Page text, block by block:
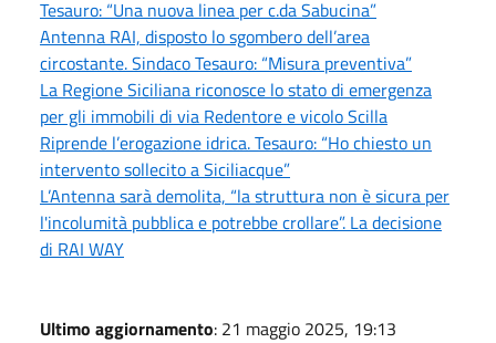
Tesauro: “Una nuova linea per c.da Sabucina”
Antenna RAI, disposto lo sgombero dell’area
circostante. Sindaco Tesauro: “Misura preventiva”
La Regione Siciliana riconosce lo stato di emergenza
per gli immobili di via Redentore e vicolo Scilla
Riprende l’erogazione idrica. Tesauro: “Ho chiesto un
intervento sollecito a Siciliacque”
L’Antenna sarà demolita, “la struttura non è sicura per
l'incolumità pubblica e potrebbe crollare”. La decisione
di RAI WAY
Ultimo aggiornamento: 21 maggio 2025, 19:13